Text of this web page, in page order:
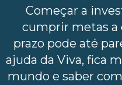
Começar a
cumprir metas a
prazo pode até
ajuda da Viva, fica
mundo e saber